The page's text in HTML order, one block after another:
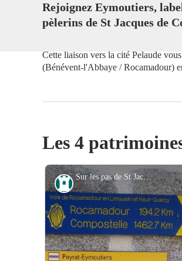
Rejoignez Eymoutiers,
pèlerins de St Jacques de
Cette liaison vers la cité Pelaude
(Bénévent-l'Abbaye / Rocamadour)
Les 4
Sur les pas de St Jacques... - A. Clavreul - PETR Monts et Barrages
Patrimoine